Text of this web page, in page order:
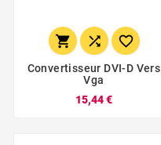
  
Convertisseur DVI-D Vers
Vga
15,44 €